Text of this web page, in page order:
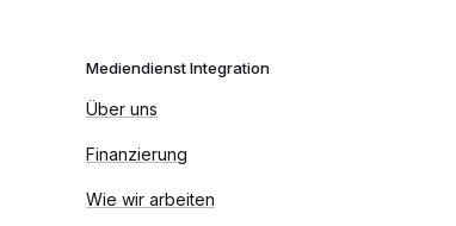
Mediendienst Integration
Über uns
Finanzierung
Wie wir arbeiten